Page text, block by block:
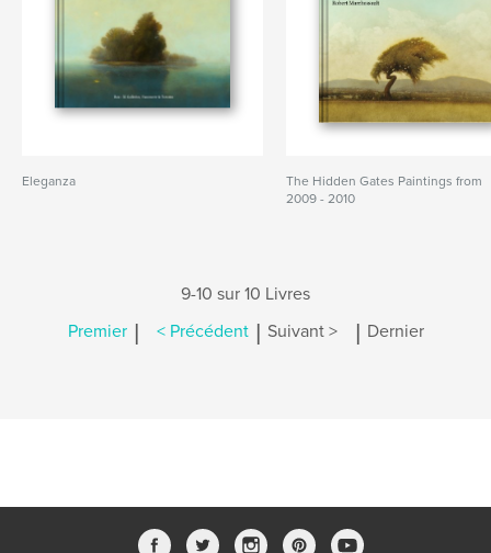
Eleganza
The Hidden Gates Paintings from
2009 - 2010
9-10 sur 10 Livres
Premier | < Précédent | Suivant > | Dernier